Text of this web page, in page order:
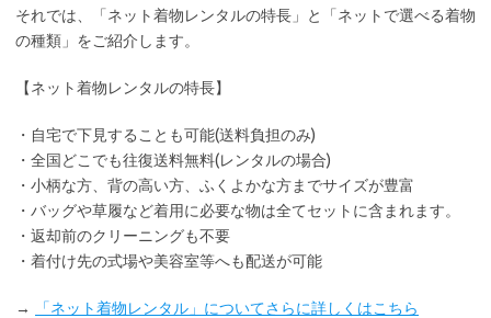
それでは、「ネット着物レンタルの特長」と「ネットで選べる着物
の種類」をご紹介します。
【ネット着物レンタルの特長】
・ 自宅で下見することも可能(送料負担のみ)
・全国どこでも往復送料無料(レンタルの場合)
・小柄な方、背の高い方、ふくよかな方までサイズが豊富
・バッグや草履など着用に必要な物は全てセット に含まれます。
・返却前のクリーニングも不要
・着付け先の式場や美容室等へも配送が可能
→ 「ネット着物レンタル」についてさらに詳しくはこちら